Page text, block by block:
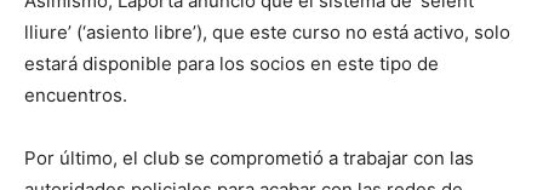
lliure’ (‘asiento libre’), que este curso no está activo, solo
estará disponible para los socios en este tipo de
encuentros.
Por último, el club se comprometió a trabajar con las